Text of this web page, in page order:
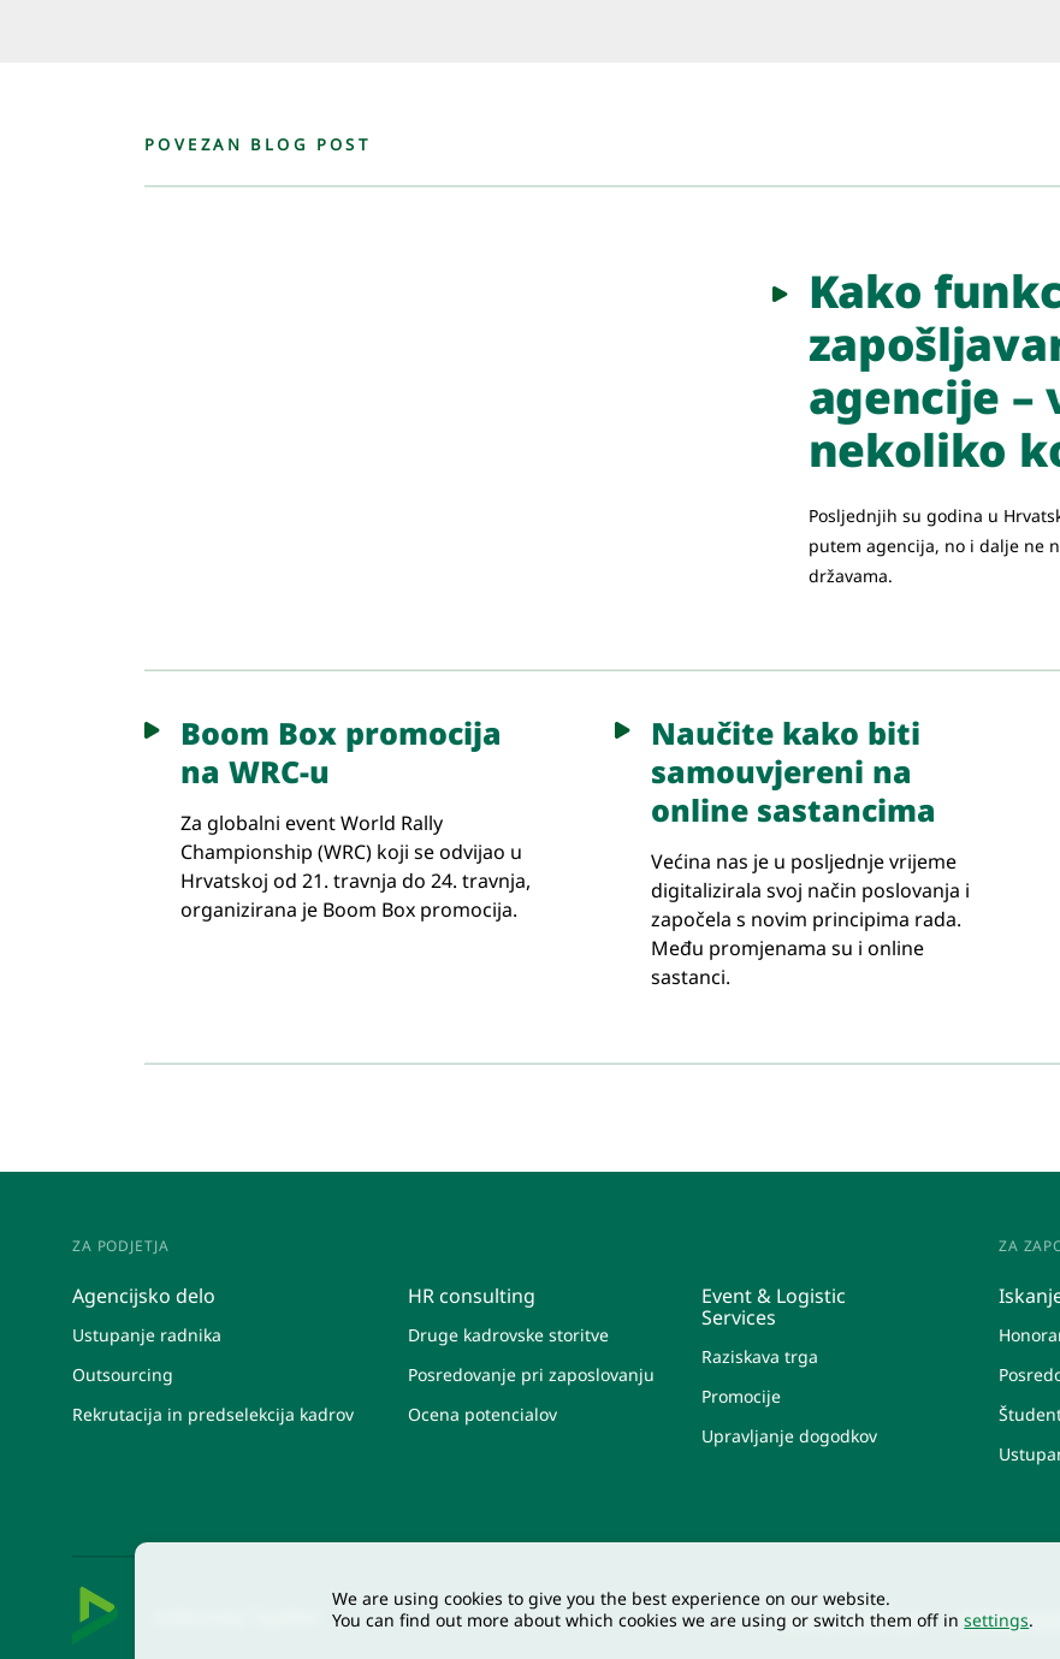
POVEZAN BLOG POST
Kako
agencije –
nekoliko
Posljednjih su godina u
putem agencija, no i dalje ne
državama.
Boom Box promocija
na WRC-u
Za globalni event World Rally
Championship (WRC) koji se odvijao u
Hrvatskoj od 21. travnja do 24. travnja,
organizirana je Boom Box promocija.
Naučite kako biti
samouvjereni na
online sastancima
Većina nas je u posljednje vrijeme
digitalizirala svoj način poslovanja i
započela s novim principima rada.
Među promjenama su i online
sastanci.
ZA PODJETJA
Agencijsko delo
Ustupanje radnika
Outsourcing
Rekrutacija in predselekcija kadrov
HR consulting
Druge kadrovske storitve
Posredovanje pri zaposlovanju
Ocena potencialov
Event & Logistic
Services
Raziskava trga
Promocije
Upravljanje dogodkov
ZA
Politika zasebnosti Politika
We are using cookies to give you the best experience on our website.
You can find out more about which cookies we are using or switch them off insettings.